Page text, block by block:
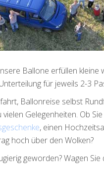
Ballone erfüllen
für jeweils 2-3
Ballonreise selbst
Gelegenheiten. Ob
, einen
hoch über den Wolken?
geworden? Wagen